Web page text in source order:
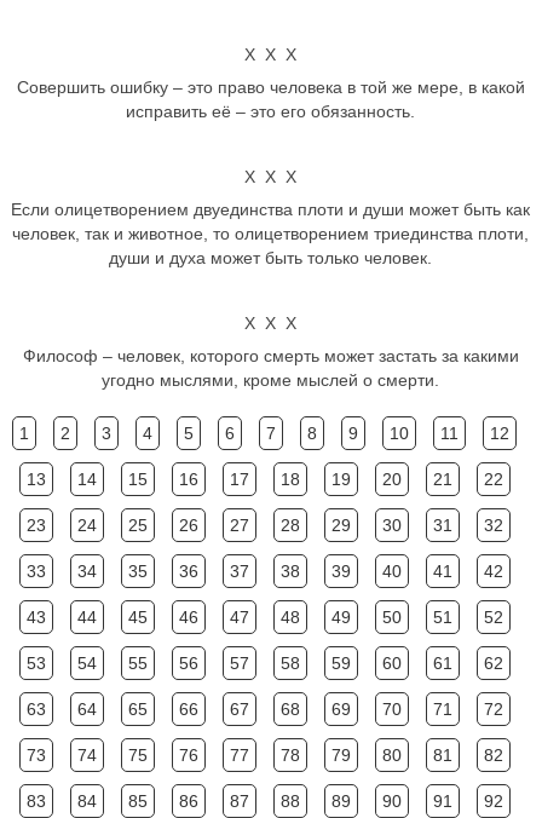
Х Х Х
Совершить ошибку – это право человека в той же мере, в какой
исправить её – это его обязанность.
Х Х Х
Если олицетворением двуединства плоти и души может быть как
человек, так и животное, то олицетворением триединства плоти,
души и духа может быть только человек.
Х Х Х
Философ – человек, которого смерть может застать за какими
угодно мыслями, кроме мыслей о смерти.
1 2 3 4 5 6 7 8 9 10 11 12
13 14 15 16 17 18 19 20 21 22
23 24 25 26 27 28 29 30 31 32
33 34 35 36 37 38 39 40 41 42
43 44 45 46 47 48 49 50 51 52
53 54 55 56 57 58 59 60 61 62
63 64 65 66 67 68 69 70 71 72
73 74 75 76 77 78 79 80 81 82
83 84 85 86 87 88 89 90 91 92